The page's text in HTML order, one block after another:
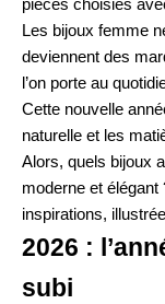
pièces choisies
Les bijoux femme
deviennent des
l’on porte au
Cette nouvelle
naturelle et les
Alors, quels bijoux
moderne et
inspirations,
2026 :
subi